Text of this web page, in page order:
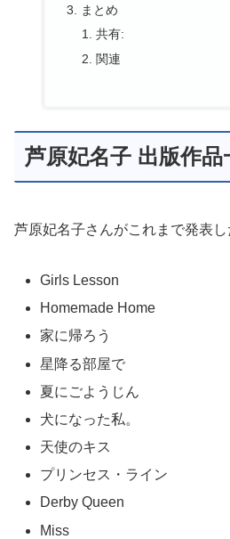
まとめ
共有:
関連
芦原妃名子 出版作品
芦原妃名子さんがこれまで発表し
Girls Lesson
Homemade Home
家に帰ろう
星降る部屋で
夏にごようじん
犬になった私。
天使のキス
プリンセス・ライン
Derby Queen
Miss